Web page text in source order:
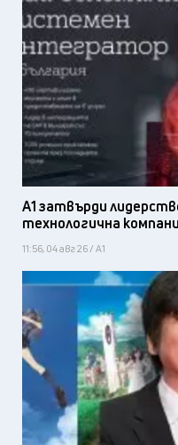
А1 затвърди
технологична
11:56, 04 авг 26 / А1